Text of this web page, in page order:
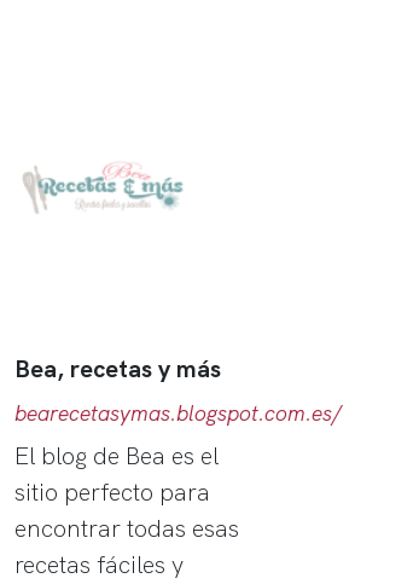
Bea, recetas y más
bearecetasymas.blogspot.com.es/
El blog de Bea es el
sitio perfecto para
encontrar todas esas
recetas fáciles y